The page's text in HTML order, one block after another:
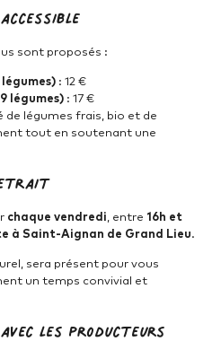
sont proposés :
: 12 €
légumes) : 17 €
de légumes frais, bio et de
tout en soutenant une
chaque vendredi, entre 16h et
à Saint-Aignan de Grand Lieu.
sera présent pour vous
un temps convivial et
les producteurs